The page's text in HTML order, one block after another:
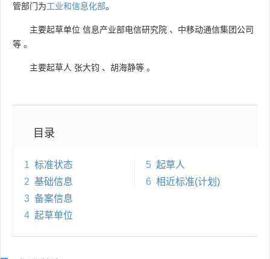
管部门为工业和信息化部。
主要起草单位 信息产业部电信研究院 、 中移动通信集团公司
等 。
主要起草人 张大钧 、 胡海静等 。
目录
1 标准状态
2 基础信息
3 备案信息
4 起草单位
5 起草人
6 相近标准(计划)